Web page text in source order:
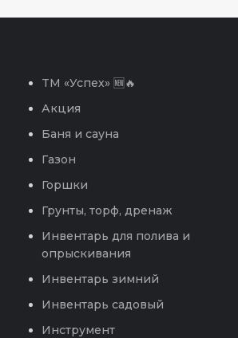
TM «Успех» 🆕🔥
Акция
Баня и сауна
Газон
Горшки
Грунты, торф, дренаж
Инвентарь для полива и
опрыскивания
Инвентарь зимний
Инвентарь садовый
Инструмент